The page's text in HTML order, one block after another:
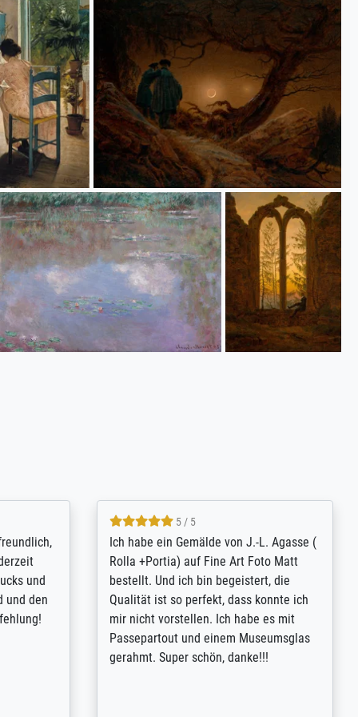
is
go-to
on -
4.8 / 5
Qualité absolument irréprochable.
Extraordinaire diversité des thèmes
abordés et personnalisation des
demandes (recadrage, réajustement des
couleurs). Relation clientèle parfaite.
Transport, réception sans aucun
problème. Merci à toute l'équipe ! Hervé